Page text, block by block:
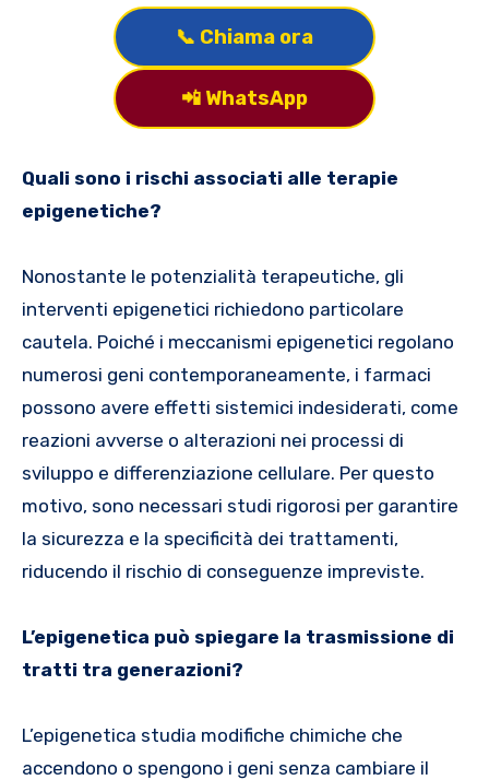
📞 Chiama ora
📲 WhatsApp
Quali sono i rischi associati alle terapie
epigenetiche?
Nonostante le potenzialità terapeutiche, gli
interventi epigenetici richiedono particolare
cautela. Poiché i meccanismi epigenetici regolano
numerosi geni contemporaneamente, i farmaci
possono avere effetti sistemici indesiderati, come
reazioni avverse o alterazioni nei processi di
sviluppo e differenziazione cellulare. Per questo
motivo, sono necessari studi rigorosi per garantire
la sicurezza e la specificità dei trattamenti,
riducendo il rischio di conseguenze impreviste.
L’epigenetica può spiegare la trasmissione di
tratti tra generazioni?
L’epigenetica studia modifiche chimiche che
accendono o spengono i geni senza cambiare il